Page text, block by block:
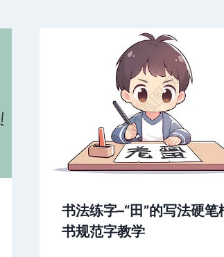
书法练字–“田”的写法硬笔
书规范字教学